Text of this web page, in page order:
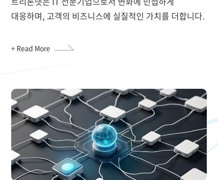
대응하며, 고객의 비즈니스에 실질적인 가치를 더합니다.
+ Read More